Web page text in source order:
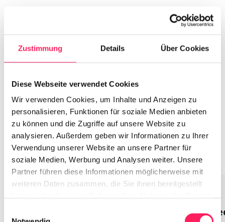
Zustimmung Details Über Cookies
Diese Webseite verwendet Cookies
Wir verwenden Cookies, um Inhalte und Anzeigen zu
personalisieren, Funktionen für soziale Medien anbieten
zu können und die Zugriffe auf unsere Website zu
analysieren. Außerdem geben wir Informationen zu Ihrer
Verwendung unserer Website an unsere Partner für
soziale Medien, Werbung und Analysen weiter. Unsere
Partner führen diese Informationen möglicherweise mit
weiteren Daten zusammen, die Sie ihnen bereitgestellt
Wir haben für alle
die passende Lösung
In House Preordering Event